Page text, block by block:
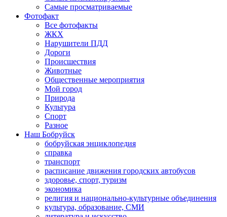
Самые просматриваемые
Фотофакт
Все фотофакты
ЖКХ
Нарушители ПДД
Дороги
Происшествия
Животные
Общественные мероприятия
Мой город
Природа
Культура
Спорт
Разное
Наш Бобруйск
бобруйская энциклопедия
справка
транспорт
расписание движения городских автобусов
здоровье, спорт, туризм
экономика
религия и национально-культурные объединения
культура, образование, СМИ